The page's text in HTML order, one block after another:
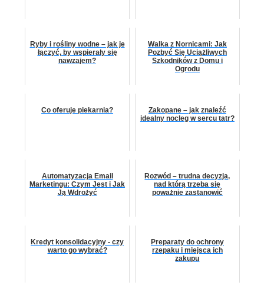
Ryby i rośliny wodne – jak je
łączyć, by wspierały się
nawzajem?
Walka z Nornicami: Jak
Pozbyć Się Uciążliwych
Szkodników z Domu i
Ogrodu
Co oferuje piekarnia?
Zakopane – jak znaleźć
idealny nocleg w sercu tatr?
Automatyzacja Email
Marketingu: Czym Jest i Jak
Ją Wdrożyć
Rozwód – trudna decyzja,
nad którą trzeba się
poważnie zastanowić
Kredyt konsolidacyjny - czy
warto go wybrać?
Preparaty do ochrony
rzepaku i miejsca ich
zakupu